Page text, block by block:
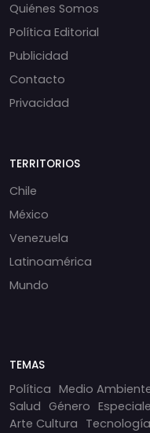
Quiénes Somos
Política Editorial
Publicidad
Contacto
Privacidad
TERRITORIOS
Chile
México
Venezuela
Latinoamérica
Mundo
TEMAS
Política Medio
Salud Género
Arte Cultura Tecnología